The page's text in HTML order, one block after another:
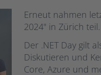
Erneut nahmen
2024" in Zürich teil.
Der .NET Day gilt
Diskutieren und
Core, Azure und